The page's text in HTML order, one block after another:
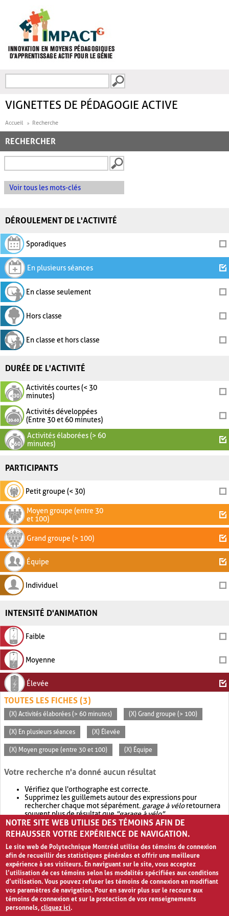
FORMULAIRE DE
VIGNETTES DE PÉDAGOGIE ACTIVE
Accueil Recherche
RECHERCHER
Voir tous les mots-clés
DÉROULEMENT DE L'ACTIVITÉ
Sporadiques
En plusieurs séances
En classe seulement
Hors classe
En classe et hors classe
DURÉE DE L'ACTIVITÉ
Activités courtes (< 30
minutes)
Activités développées
(Entre 30 et 60 minutes)
Activités élaborées (> 60
minutes)
PARTICIPANTS
Petit groupe (< 30)
Moyen groupe (entre 30
et 100)
Grand groupe (> 100)
Équipe
Individuel
INTENSITÉ D'ANIMATION
Faible
Moyenne
Élevée
TOUTES LES FICHES (3)
(X) Activités élaborées (> 60 minutes) (X) Grand groupe (> 100)
(X) En plusieurs séances (X) Élevée
(X) Moyen groupe (entre 30 et 100) (X) Équipe
Votre recherche n'a donné aucun résultat
Vérifiez que l'orthographe est correcte.
Supprimez les guillemets autour des expressions pour
rechercher chaque mot séparément. garage à véloretournera
souvent plus de résultat que"garage à vélo".
Envisagez d'élargir votre recherche avec OR.garage OR vélo
retournera souvent plus de résultat quegarage à vélo
NOTRE SITE WEB UTILISE DES TÉMOINS AFIN DE
REHAUSSER VOTRE EXPÉRIENCE DE NAVIGATION.
Le site web de Polytechnique Montréal utilise des témoins de connexion
afin de recueillir des statistiques générales et offrir une meilleure
expérience à ses visiteurs. En naviguant sur le site, vous acceptez
l’utilisation de ces témoins selon les modalités spécifiées aux conditions
d’utilisation. Vous pouvez refuser les témoins de connexion en modifiant
vos paramètres de navigation. Pour en savoir plus sur le recours aux
témoins de connexion et sur la protection de vos renseignements
personnels,cliquez ici.